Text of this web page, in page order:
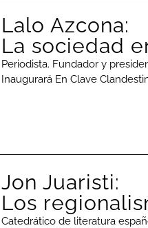
Lalo Azcona:
La sociedad
Periodista. Fundador y
Inaugurará En Clave
Jon Juaristi:
Los
Catedrático de literatura